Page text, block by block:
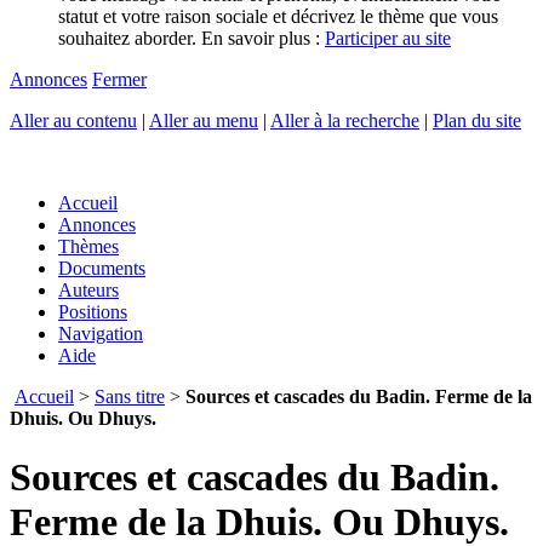
statut et votre raison sociale et décrivez le thème que vous
souhaitez aborder. En savoir plus : Participer au site
Annonces Fermer
Aller au contenu | Aller au menu | Aller à la recherche | Plan du site
Accueil
Annonces
Thèmes
Documents
Auteurs
Positions
Navigation
Aide
Accueil > Sans titre > Sources et cascades du Badin. Ferme de la
Dhuis. Ou Dhuys.
Sources et cascades du Badin.
Ferme de la Dhuis. Ou Dhuys.